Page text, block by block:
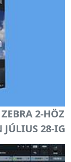
2-HÖZ
JÚLIUS 28-IG